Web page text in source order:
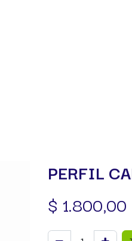
PERFIL
$ 1.800,00